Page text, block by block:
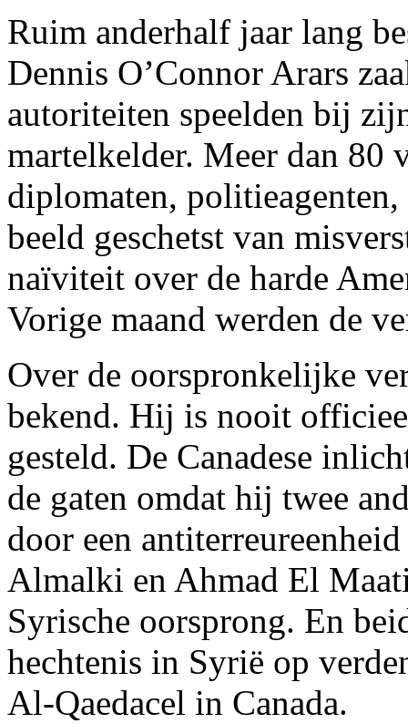
Ruim anderhalf jaar lang
Dennis O’Connor Arars
autoriteiten speelden bij
martelkelder. Meer dan 80
diplomaten,
beeld geschetst van
naïviteit over de harde
Vorige maand werden de
Over de oorspronkelijke
bekend. Hij is nooit
gesteld. De Canadese
de gaten omdat hij twee
door een
Almalki en Ahmad El
Syrische oorsprong. En
hechtenis in Syrië op
Al-Qaedacel in Canada.